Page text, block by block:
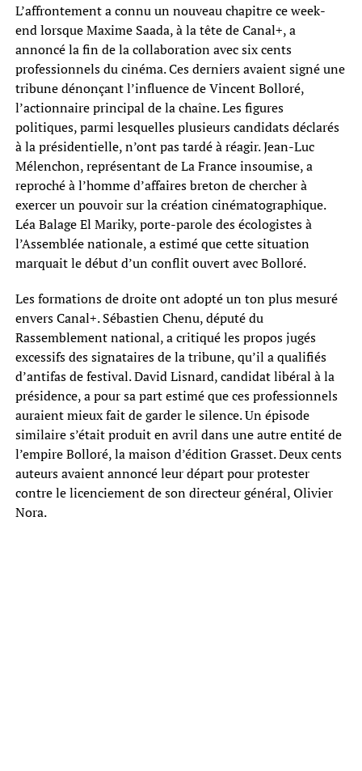
L’affrontement a connu un nouveau chapitre ce week-
end lorsque Maxime Saada, à la tête de Canal+, a
annoncé la fin de la collaboration avec six cents
professionnels du cinéma. Ces derniers avaient signé une
tribune dénonçant l’influence de Vincent Bolloré,
l’actionnaire principal de la chaîne. Les figures
politiques, parmi lesquelles plusieurs candidats déclarés
à la présidentielle, n’ont pas tardé à réagir. Jean-Luc
Mélenchon, représentant de La France insoumise, a
reproché à l’homme d’affaires breton de chercher à
exercer un pouvoir sur la création cinématographique.
Léa Balage El Mariky, porte-parole des écologistes à
l’Assemblée nationale, a estimé que cette situation
marquait le début d’un conflit ouvert avec Bolloré.
Les formations de droite ont adopté un ton plus mesuré
envers Canal+. Sébastien Chenu, député du
Rassemblement national, a critiqué les propos jugés
excessifs des signataires de la tribune, qu’il a qualifiés
d’antifas de festival. David Lisnard, candidat libéral à la
présidence, a pour sa part estimé que ces professionnels
auraient mieux fait de garder le silence. Un épisode
similaire s’était produit en avril dans une autre entité de
l’empire Bolloré, la maison d’édition Grasset. Deux cents
auteurs avaient annoncé leur départ pour protester
contre le licenciement de son directeur général, Olivier
Nora.